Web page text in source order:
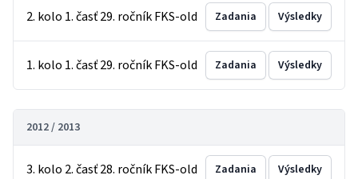
2. kolo 1. časť 29. ročník FKS-old Zadania Výsledky
1. kolo 1. časť 29. ročník FKS-old Zadania Výsledky
2012 / 2013
3. kolo 2. časť 28. ročník FKS-old Zadania Výsledky